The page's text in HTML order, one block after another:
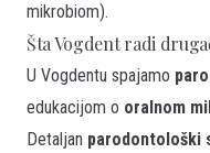
mikrobiom).
Šta Vogdent radi
U Vogdentu spajamo
edukacijom o oralnom
Detaljan parodontološki